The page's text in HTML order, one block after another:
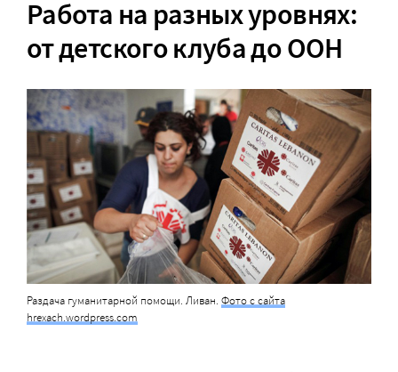
Работа на разных уровнях:
от детского клуба до ООН
Раздача гуманитарной помощи. Ливан. Фото с сайта
hrexach.wordpress.com